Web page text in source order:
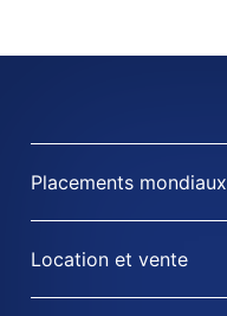
Placements mondiaux
Location et vente